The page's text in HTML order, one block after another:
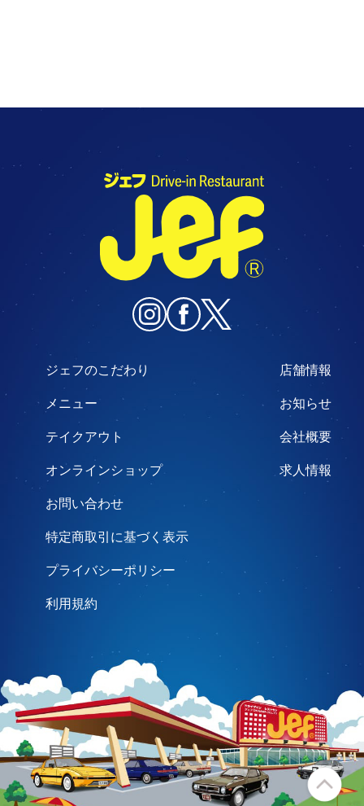
ジェフのこだわり
メニュー
テイクアウト
オンラインショップ
店舗情報
お知らせ
会社概要
求人情報
お問い合わせ
特定商取引に基づく表示
プライバシーポリシー
利用規約